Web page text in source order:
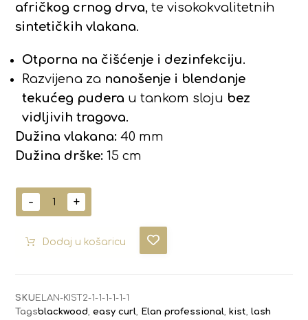
afričkog crnog drva, te visokokvalitetnih
sintetičkih vlakana.
Otporna na čišćenje i dezinfekciju.
Razvijena za nanošenje i blendanje
tekućeg pudera u tankom sloju bez
vidljivih tragova.
Dužina vlakana: 40 mm
Dužina drške: 15 cm
- +
Dodaj u košaricu
SKU ELAN-KIST2-1-1-1-1-1-1
Tagsblackwood,easy curl, Elan professional, kist,lash